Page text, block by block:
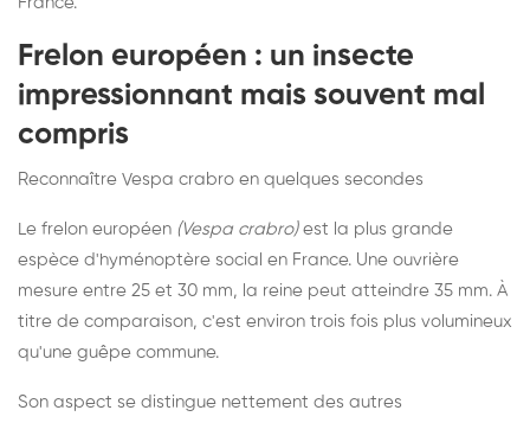
Frelon européen : un insecte
impressionnant mais souvent mal
compris
Reconnaître Vespa crabro en quelques secondes
Le frelon européen (Vespa crabro)est la plus grande
espèce d'hyménoptère social en France. Une ouvrière
mesure entre 25 et 30 mm, la reine peut atteindre 35 mm. À
titre de comparaison, c'est environ trois fois plus volumineux
qu'une guêpe commune.
Son aspect se distingue nettement des autres